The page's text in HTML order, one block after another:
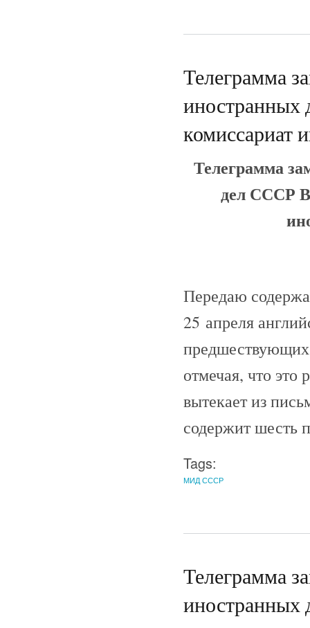
Телеграмма
комиссариат
Телеграмма
дел СССР
Передаю
25 апреля
предшествующих
отмечая, что
вытекает из
содержит шесть
Tags:
МИД СССР
Телеграмма